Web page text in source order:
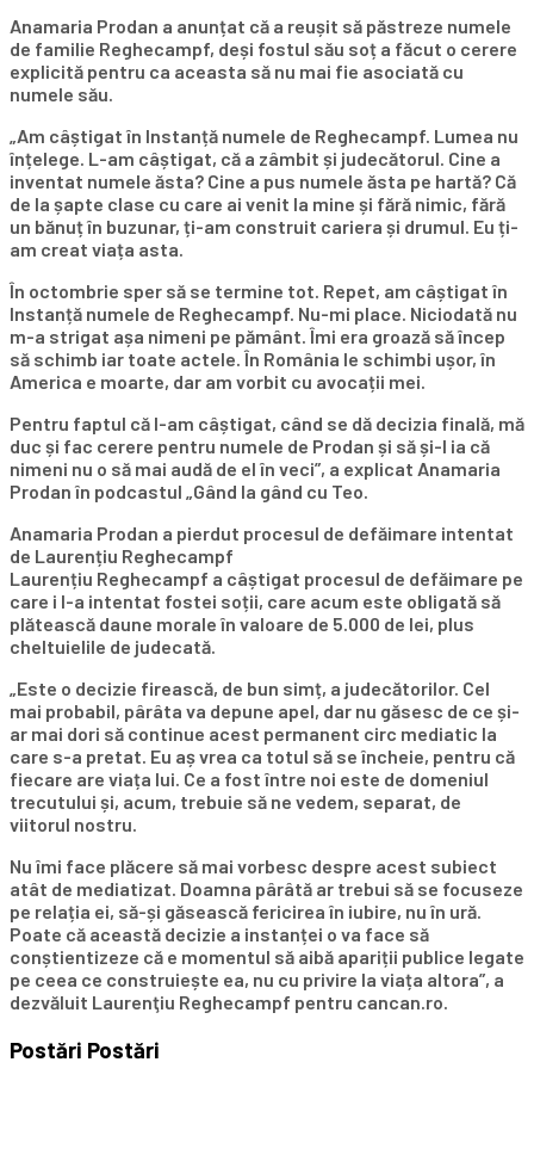
Anamaria Prodan a anunțat că a reușit să păstreze numele
de familie Reghecampf, deși fostul său soț a făcut o cerere
explicită pentru ca aceasta să nu mai fie asociată cu
numele său.
„Am câștigat în Instanță numele de Reghecampf. Lumea nu
înțelege. L-am câștigat, că a zâmbit și judecătorul. Cine a
inventat numele ăsta? Cine a pus numele ăsta pe hartă? Că
de la șapte clase cu care ai venit la mine și fără nimic, fără
un bănuț în buzunar, ți-am construit cariera și drumul. Eu ți-
am creat viața asta.
În octombrie sper să se termine tot. Repet, am câștigat în
Instanță numele de Reghecampf. Nu-mi place. Niciodată nu
m-a strigat așa nimeni pe pământ. Îmi era groază să încep
să schimb iar toate actele. În România le schimbi ușor, în
America e moarte, dar am vorbit cu avocații mei.
Pentru faptul că l-am câștigat, când se dă decizia finală, mă
duc și fac cerere pentru numele de Prodan și să și-l ia că
nimeni nu o să mai audă de el în veci”, a explicat Anamaria
Prodan în podcastul „Gând la gând cu Teo.
Anamaria Prodan a pierdut procesul de defăimare intentat
de Laurențiu Reghecampf
Laurențiu Reghecampf a câștigat procesul de defăimare pe
care i l-a intentat fostei soții, care acum este obligată să
plătească daune morale în valoare de 5.000 de lei, plus
cheltuielile de judecată.
„Este o decizie firească, de bun simț, a judecătorilor. Cel
mai probabil, pârâta va depune apel, dar nu găsesc de ce și-
ar mai dori să continue acest permanent circ mediatic la
care s-a pretat. Eu aș vrea ca totul să se încheie, pentru că
fiecare are viața lui. Ce a fost între noi este de domeniul
trecutului și, acum, trebuie să ne vedem, separat, de
viitorul nostru.
Nu îmi face plăcere să mai vorbesc despre acest subiect
atât de mediatizat. Doamna pârâtă ar trebui să se focuseze
pe relația ei, să-și găsească fericirea în iubire, nu în ură.
Poate că această decizie a instanței o va face să
conștientizeze că e momentul să aibă apariții publice legate
pe ceea ce construiește ea, nu cu privire la viața altora”, a
dezvăluit Laurenţiu Reghecampf pentru cancan.ro.
Postări Postări